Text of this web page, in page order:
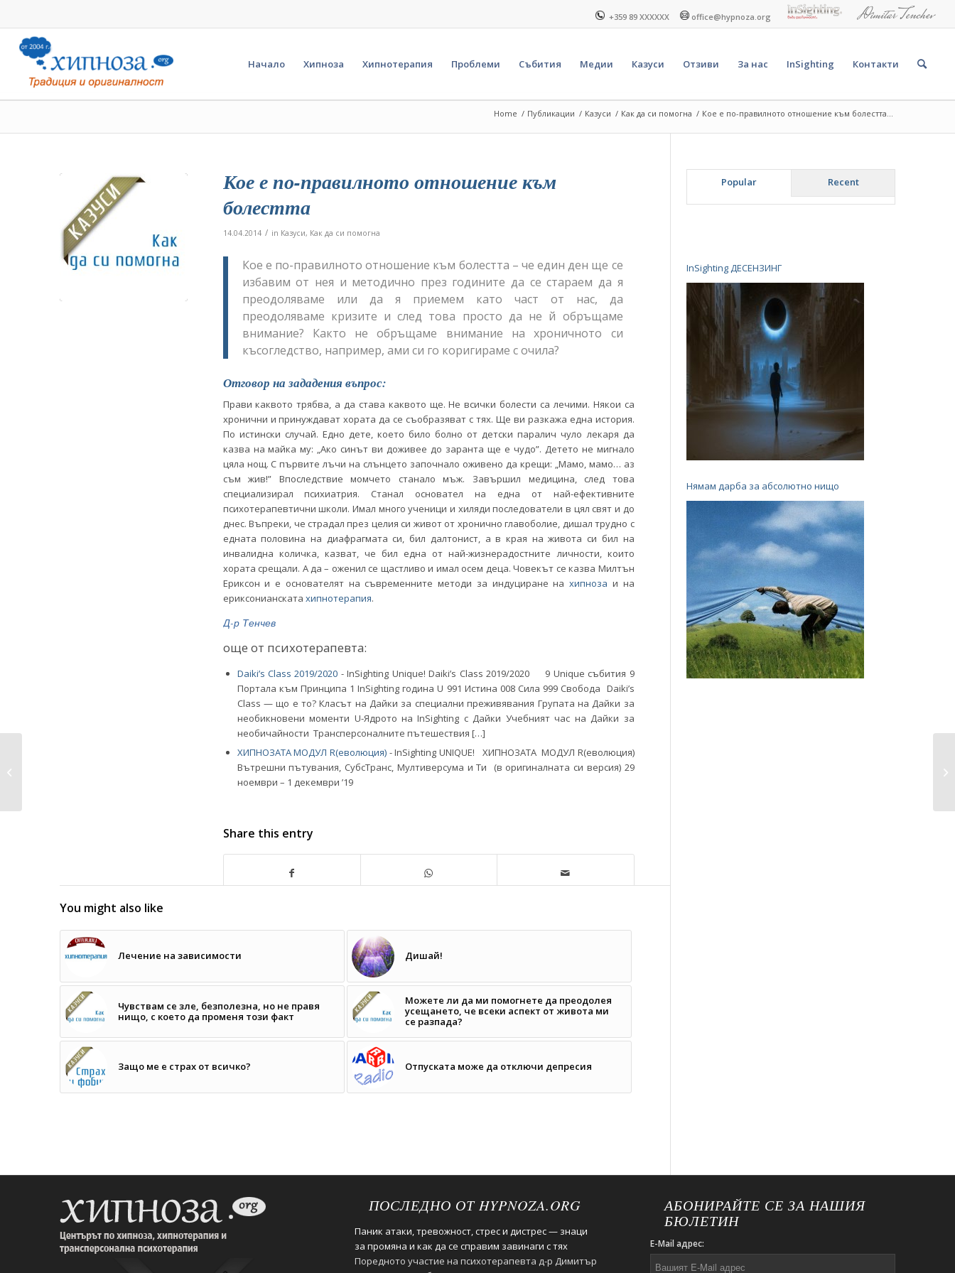
+359 89 XXXXXX office@hypnoza.org
Начало Хипноза Хипнотерапия Проблеми Събития Медии Казуси Отзиви За нас InSighting Контакти
Home / Публикации / Казуси / Как да си помогна / Кое е по-правилното отношение към болестта...
Кое е по-правилното отношение към
болестта
14.04.2014 / in Казуси, Как да си помогна
Кое е по-правилното отношение към болестта – че един ден ще се
избавим от нея и методично през годините да се стараем да я
преодоляваме или да я приемем като част от нас, да
преодоляваме кризите и след това просто да не й обръщаме
внимание? Както не обръщаме внимание на хроничното си
късогледство, например, ами си го коригираме с очила?
Отговор на зададения въпрос:
Прави каквото трябва, а да става каквото ще. Не всички болести са лечими. Някои са
хронични и принуждават хората да се съобразяват с тях. Ще ви разкажа една история.
По истински случай. Едно дете, което било болно от детски паралич чуло лекаря да
казва на майка му: „Ако синът ви доживее до заранта ще е чудо”. Детето не мигнало
цяла нощ. С първите лъчи на слънцето започнало оживено да крещи: „Мамо, мамо… аз
съм жив!” Впоследствие момчето станало мъж. Завършил медицина, след това
специализирал психиатрия. Станал основател на една от най-ефективните
психотерапевтични школи. Имал много ученици и хиляди последователи в цял свят и до
днес. Въпреки, че страдал през целия си живот от хронично главоболие, дишал трудно с
едната половина на диафрагмата си, бил далтонист, а в края на живота си бил на
инвалидна количка, казват, че бил една от най-жизнерадостните личности, които
хората срещали. А да – оженил се щастливо и имал осем деца. Човекът се казва Милтън
Ериксон и е основателят на съвременните методи за индуциране нахипноза и на
ериксонианската хипнотерапия.
Д-р Тенчев
още от психотерапевта:
Daiki’s Class 2019/2020 - InSighting Unique! Daiki’s Class 2019/2020 9 Unique събития 9
Портала към Принципа 1 InSighting година U 991 Истина 008 Сила 999 Свобода Daiki’s
Class — що е то? Класът на Дайки за специални преживявания Групата на Дайки за
необикновени моменти U-Ядрото на InSighting с Дайки Учебният час на Дайки за
необичайности Трансперсоналните пътешествия […]
ХИПНОЗАTA МОДУЛ R(еволюция) - InSighting UNIQUE! ХИПНОЗАTA МОДУЛ R(еволюция)
Вътрешни пътувания, СубсТранс, Мултиверсума и Ти (в оригиналната си версия) 29
ноември – 1 декември ’19
Share this entry
You might also like
Лечение на зависимости Дишай!
Чувствам се зле, безполезна, но не правя
нищо, с което да променя този факт
Можете ли да ми помогнете да преодолея
усещането, че всеки аспект от живота ми
се разпада?
Защо ме е страх от всичко? Отпуската може да отключи депресия
Popular Recent
InSighting ДЕСЕНЗИНГ
Нямам дарба за абсолютно нищо
ПОСЛЕДНО ОТ HYPNOZA.ORG
Паник атаки, тревожност, стрес и дистрес — знаци
за промяна и как да се справим завинаги с тях
Поредното участие на психотерапевта д-р Димитър
АБОНИРАЙТЕ СЕ ЗА НАШИЯ
БЮЛЕТИН
E-Mail адрес: